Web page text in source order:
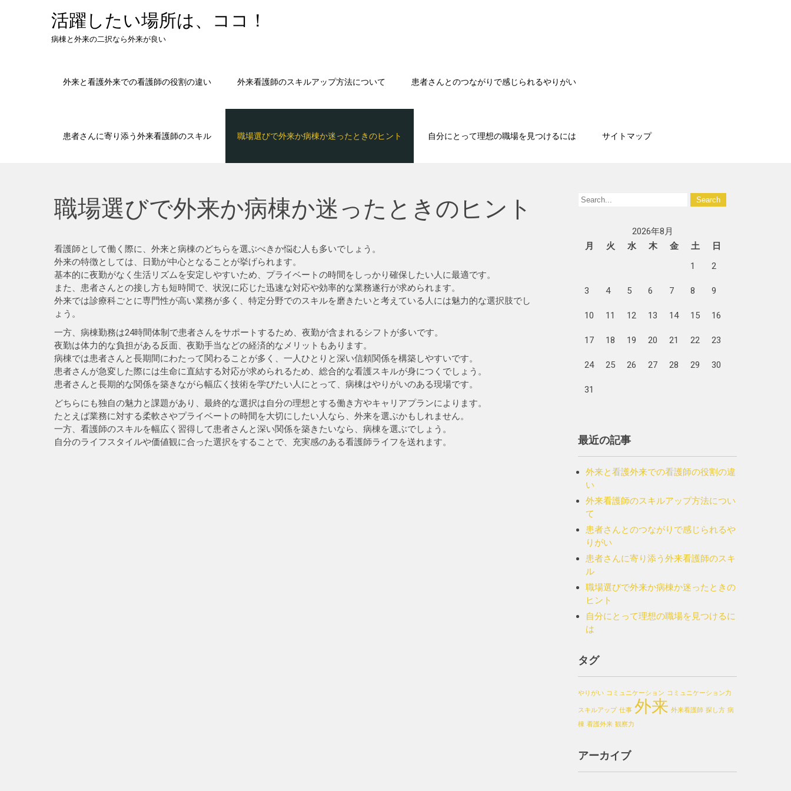
活躍したい場所は、ココ！
病棟と外来の二択なら外来が良い
外来と看護外来での看護師の役割の違い 外来看護師のスキルアップ方法について 患者さんとのつながりで感じられるやりがい
患者さんに寄り添う外来看護師のスキル 職場選びで外来か病棟か迷ったときのヒント 自分にとって理想の職場を見つけるには サイトマップ
職場選びで外来か病棟か迷ったときのヒント
看護師として働く際に、外来と病棟のどちらを選ぶべきか悩む人も多いでしょう。
外来の特徴としては、日勤が中心となることが挙げられます。
基本的に夜勤がなく生活リズムを安定しやすいため、プライベートの時間をしっかり確保したい人に最適です。
また、患者さんとの接し方も短時間で、状況に応じた迅速な対応や効率的な業務遂行が求められます。
外来では診療科ごとに専門性が高い業務が多く、特定分野でのスキルを磨きたいと考えている人には魅力的な選択肢でし
ょう。
一方、病棟勤務は24時間体制で患者さんをサポートするため、夜勤が含まれるシフトが多いです。
夜勤は体力的な負担がある反面、夜勤手当などの経済的なメリットもあります。
病棟では患者さんと長期間にわたって関わることが多く、一人ひとりと深い信頼関係を構築しやすいです。
患者さんが急変した際には生命に直結する対応が求められるため、総合的な看護スキルが身につくでしょう。
患者さんと長期的な関係を築きながら幅広く技術を学びたい人にとって、病棟はやりがいのある現場です。
どちらにも独自の魅力と課題があり、最終的な選択は自分の理想とする働き方やキャリアプランによります。
たとえば業務に対する柔軟さやプライベートの時間を大切にしたい人なら、外来を選ぶかもしれません。
一方、看護師のスキルを幅広く習得して患者さんと深い関係を築きたいなら、病棟を選ぶでしょう。
自分のライフスタイルや価値観に合った選択をすることで、充実感のある看護師ライフを送れます。
2026年8月
月
火 水 木 金 土
日
1
2
3 4 5 6 7 8 9
10 11 12 13 14 15 16
17 18 19 20 21 22 23
24 25 26 27 28 29 30
31
最近の記事
外来と看護外来での看護師の役割の違
い
外来看護師のスキルアップ方法につい
て
患者さんとのつながりで感じられるや
りがい
患者さんに寄り添う外来看護師のスキ
ル
職場選びで外来か病棟か迷ったときの
ヒント
自分にとって理想の職場を見つけるに
は
タグ
やりがい コミュニケーション コミュニケーション力
スキルアップ 仕事 外来 外来看護師 探し方 病
棟 看護外来 観察力
アーカイブ